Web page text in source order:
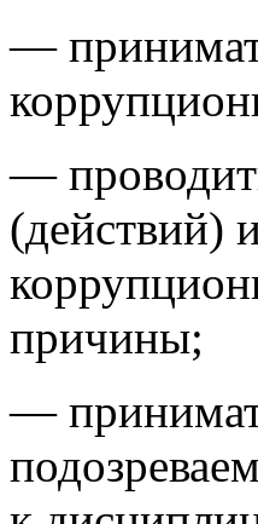
—
—
(действий)
причины;
—